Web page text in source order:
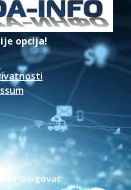
opcija!
Glogovac